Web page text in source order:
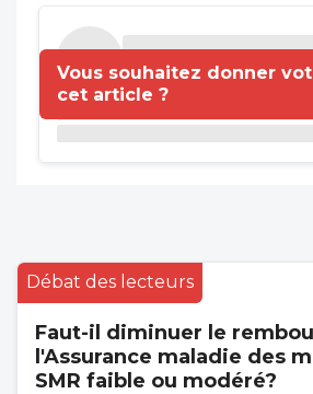
Vous souhaitez donner
cet article ?
Débat des lecteurs
Faut-il diminuer le
l'Assurance maladie des
SMR faible ou modéré?